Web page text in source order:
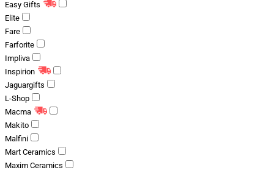
Easy Gifts
Elite
Fare
Farforite
Impliva
Inspirion
Jaguargifts
L-Shop
Macma
Makito
Malfini
Mart Ceramics
Maxim Ceramics